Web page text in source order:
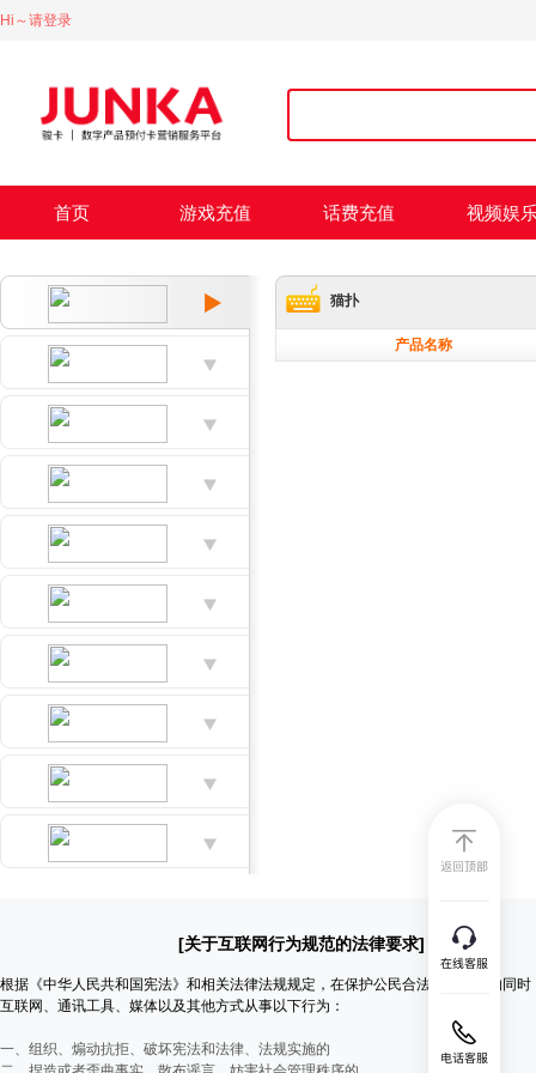
Hi～请登录
首页 游戏充值 话费充值 视频娱
猫扑
产品名称
[关于互联网行为规范的法律要求]
根据《中华人民共和国宪法》和相关法律法规规定，在保护公民合法言论自由的同时
互联网、通讯工具、媒体以及其他方式从事以下行为：
一、组织、煽动抗拒、破坏宪法和法律、法规实施的